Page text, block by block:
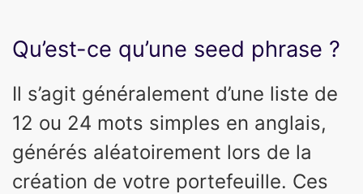
Qu’est-ce qu’une seed phrase ?
Il s’agit généralement d’une liste de
12 ou 24 mots simples en anglais,
générés aléatoirement lors de la
création de votre portefeuille. Ces